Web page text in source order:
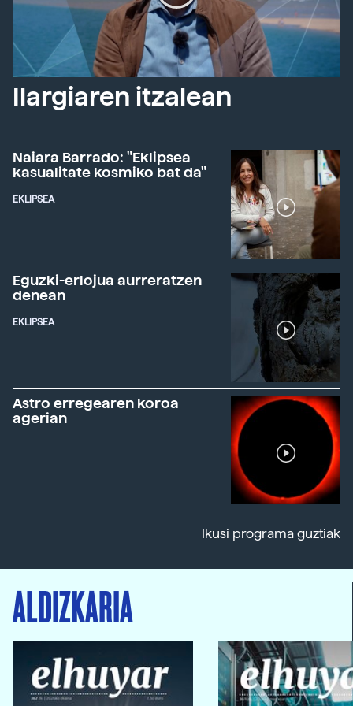
Ilargiaren itzalean
Naiara Barrado: "Eklipsea
kasualitate kosmiko bat da"
EKLIPSEA
Eguzki-erlojua aurreratzen
denean
EKLIPSEA
Astro erregearen koroa
agerian
Ikusi programa guztiak
ALDIZKARIA